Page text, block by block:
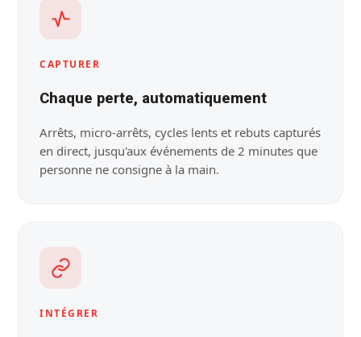
CAPTURER
Chaque perte, automatiquement
Arrêts, micro-arrêts, cycles lents et rebuts capturés
en direct, jusqu'aux événements de 2 minutes que
personne ne consigne à la main.
INTÉGRER